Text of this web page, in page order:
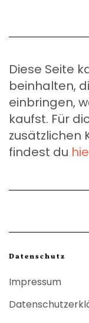
Diese Seite
beinhalten,
einbringen,
kaufst. Für
zusätzlichen
findest du
Datenschutz
Impressum